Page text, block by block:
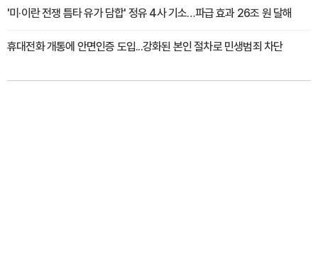
'미·이란 전쟁 틈타 유가 담합' 정유 4사 기소…파급 효과 26조 원 달해
휴대전화 개통에 안면인증 도입...강화된 본인 절차로 민생범죄 차단